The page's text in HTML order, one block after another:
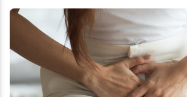
učinkovito bori proti boleznim. Ko je imunski
lahko telo postane bolj dovzetno za okužbe in
zdravstvene težave.